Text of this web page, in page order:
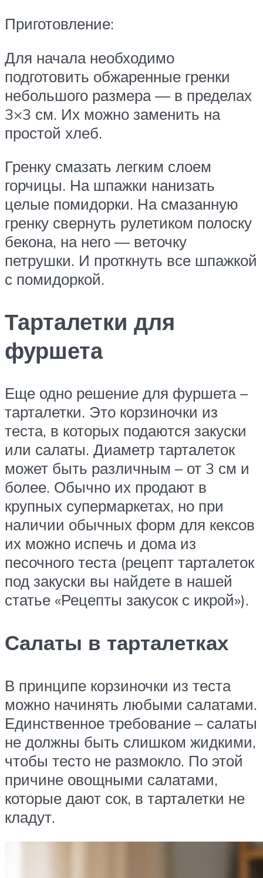
Приготовление:
Для начала необходимо
подготовить обжаренные гренки
небольшого размера — в пределах
3×3 см. Их можно заменить на
простой хлеб.
Гренку смазать легким слоем
горчицы. На шпажки нанизать
целые помидорки. На смазанную
гренку свернуть рулетиком полоску
бекона, на него — веточку
петрушки. И проткнуть все шпажкой
с помидоркой.
Тарталетки для
фуршета
Еще одно решение для фуршета –
тарталетки. Это корзиночки из
теста, в которых подаются закуски
или салаты. Диаметр тарталеток
может быть различным – от 3 см и
более. Обычно их продают в
крупных супермаркетах, но при
наличии обычных форм для кексов
их можно испечь и дома из
песочного теста (рецепт тарталеток
под закуски вы найдете в нашей
статье «Рецепты закусок с икрой»).
Салаты в тарталетках
В принципе корзиночки из теста
можно начинять любыми салатами.
Единственное требование – салаты
не должны быть слишком жидкими,
чтобы тесто не размокло. По этой
причине овощными салатами,
которые дают сок, в тарталетки не
кладут.